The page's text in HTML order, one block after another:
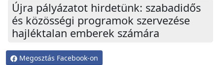
Újra pályázatot hirdetünk: szabadidős
és közösségi programok szervezése
hajléktalan emberek számára
Megosztás Facebook-on